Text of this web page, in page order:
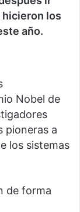
hicieron los
año.
Nobel de
pioneras a
los sistemas
de forma